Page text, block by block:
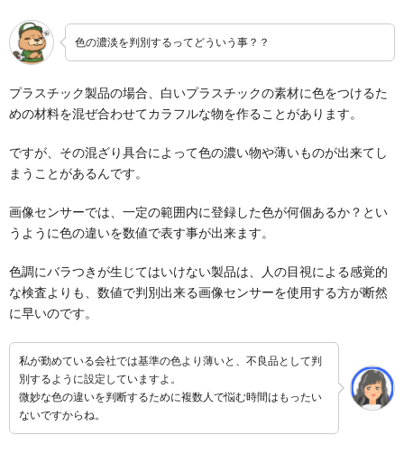
色の濃淡を判別するってどういう事？？
プラスチック製品の場合、白いプラスチックの素材に色をつけるた
めの材料を混ぜ合わせてカラフルな物を作ることがあります。
ですが、その混ざり具合によって色の濃い物や薄いものが出来てし
まうことがあるんです。
画像センサーでは、一定の範囲内に登録した色が何個あるか？とい
うように色の違いを数値で表す事が出来ます。
色調にバラつきが生じてはいけない製品は、人の目視による感覚的
な検査よりも、数値で判別出来る画像センサーを使用する方が断然
に早いのです。
私が勤めている会社では基準の色より薄いと、不良品として判
別するように設定していますよ。
微妙な色の違いを判断するために複数人で悩む時間はもったい
ないですからね。